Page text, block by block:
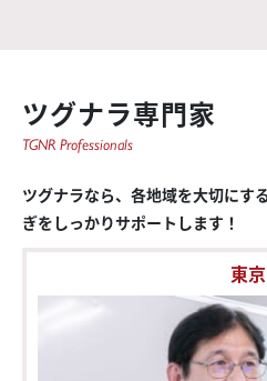
ツグナラ専門家
TGNR Professionals
ツグナラなら、各地域を大切にす
ぎをしっかりサポートします！
東京